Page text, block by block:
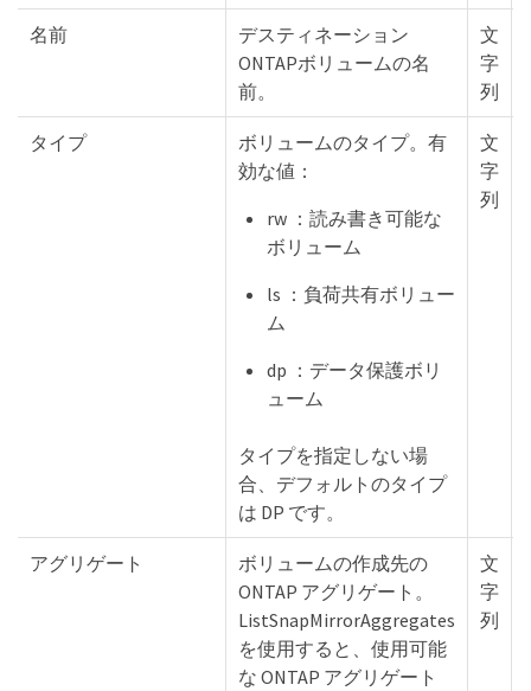
名前
デスティネーション
ONTAPボリュームの名
前。
文
字
列
タイプ
ボリュームのタイプ。有
効な値：
rw ：読み書き可能な
ボリューム
ls ：負荷共有ボリュー
ム
dp ：データ保護ボリ
ューム
タイプを指定しない場
合、デフォルトのタイプ
は DP です。
文
字
列
アグリゲート
ボリュームの作成先の
ONTAP アグリゲート。
ListSnapMirrorAggregates
を使用すると、使用可能
な ONTAP アグリゲート
文
字
列